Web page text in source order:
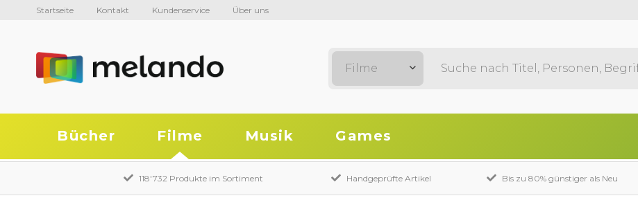
Startseite Kontakt Kundenservice Über uns
Filme
Bücher Filme Musik Games
118'732 Produkte im Sortiment Handgeprüfte Artikel Bis zu 80% günstiger als Neu